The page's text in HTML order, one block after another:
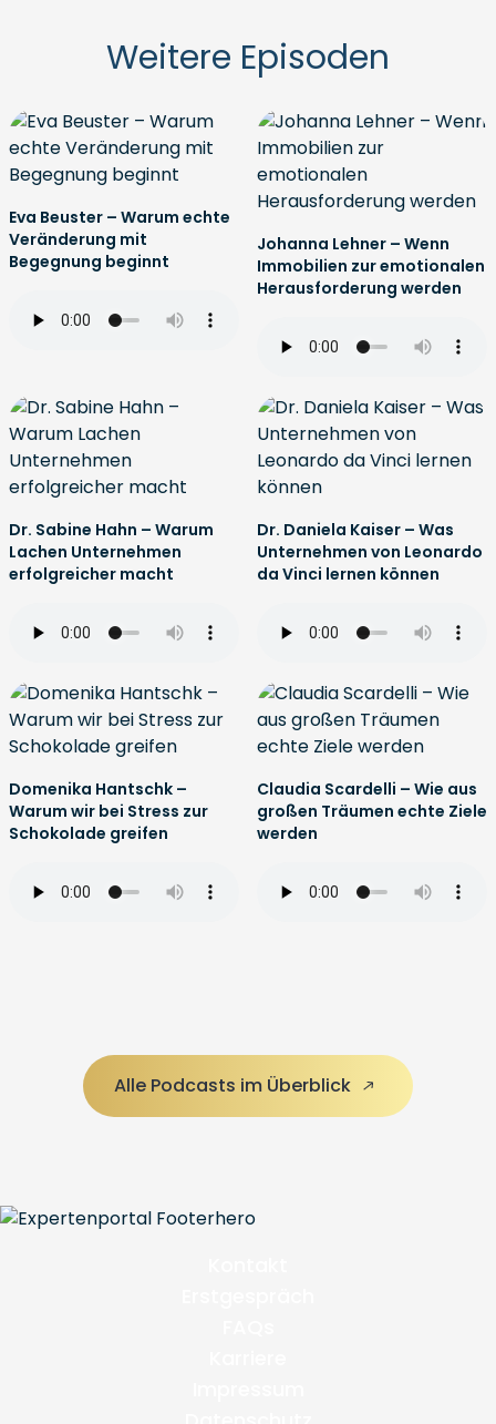
Weitere Episoden
Eva Beuster – Warum echte
Veränderung mit
Begegnung beginnt
Johanna Lehner – Wenn
Immobilien zur emotionalen
Herausforderung werden
Dr. Sabine Hahn – Warum
Lachen Unternehmen
erfolgreicher macht
Dr. Daniela Kaiser – Was
Unternehmen von Leonardo
da Vinci lernen können
Domenika Hantschk –
Warum wir bei Stress zur
Schokolade greifen
Claudia Scardelli – Wie aus
großen Träumen echte Ziele
werden
Alle Podcasts im Überblick